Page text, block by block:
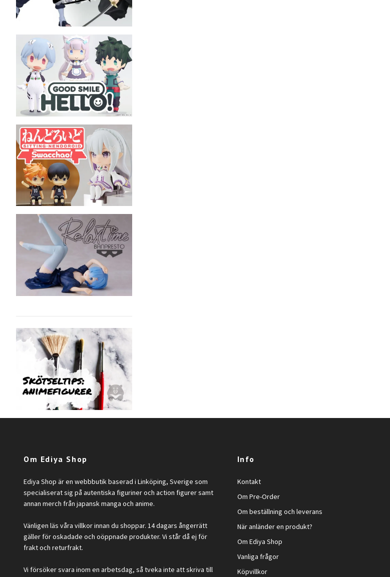
Om Ediya Shop
Ediya Shop är en webbbutik baserad i Linköping, Sverige som
specialiserat sig på autentiska figuriner och action figurer samt
annan merch från japansk manga och anime.
Vänligen läs våra villkor innan du shoppar. 14 dagars ångerrätt
gäller för oskadade och oöppnade produkter. Vi står då ej för
frakt och returfrakt.
Vi försöker svara inom en arbetsdag, så tveka inte att skriva till
Info
Kontakt
Om Pre-Order
Om beställning och leverans
När anländer en produkt?
Om Ediya Shop
Vanliga frågor
Köpvillkor